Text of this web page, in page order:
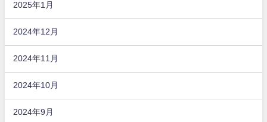
2025年1月
2024年12月
2024年11月
2024年10月
2024年9月